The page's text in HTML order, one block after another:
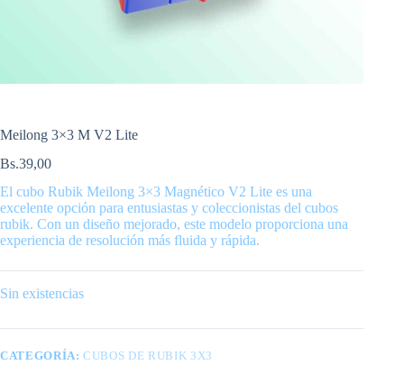
Meilong 3×3 M V2 Lite
Bs.39,00
El cubo Rubik Meilong 3×3 Magnético V2 Lite es una
excelente opción para entusiastas y coleccionistas del cubos
rubik. Con un diseño mejorado, este modelo proporciona una
experiencia de resolución más fluida y rápida.
Sin existencias
CATEGORÍA:CUBOS DE RUBIK 3X3